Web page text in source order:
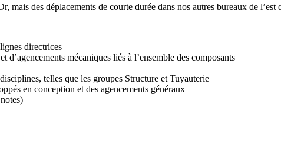
des déplacements de courte durée dans nos autres bureaux de
directrices
mécaniques liés à l’ensemble des composants
telles que les groupes Structure et Tuyauterie
en conception et des agencements généraux